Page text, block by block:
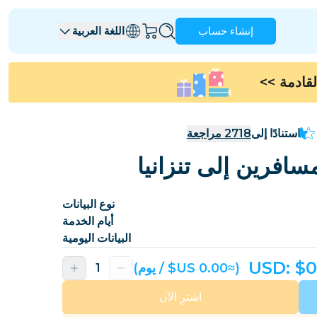
إنشاء حساب اللغة العربية
البرازيل
جزر كايمان
كرواتيا قبرص
جمهورية الدومينيكان
>>
استنادًا إلى2718 مراجعة
نوع البيانات
أيام الخدمة
البيانات اليومية
USD: $ (≈‏0.00 US$ / يوم)
اشترِ الآن